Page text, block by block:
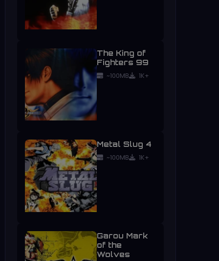
The King of
Fighters 99
~100MB 1K+
Metal Slug 4
~100MB 1K+
Garou Mark
of the
Wolves